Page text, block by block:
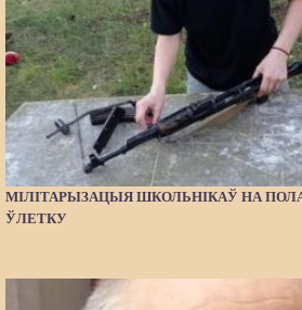
МІЛІТАРЫЗАЦЫЯ ШКОЛЬНІКАЎ НА
ЎЛЕТКУ